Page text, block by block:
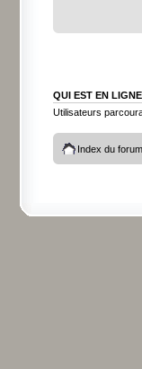
QUI EST EN
Utilisateurs
Index du forum